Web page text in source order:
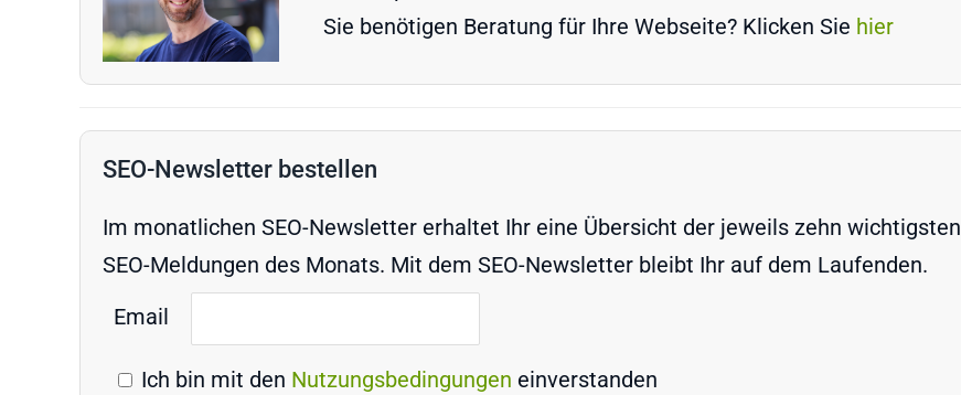
Sie benötigen Beratung für Ihre Webseite? Klicken Sie hier
SEO-Newsletter bestellen
Im monatlichen SEO-Newsletter erhaltet Ihr eine Übersicht der jeweils zehn wichtigsten
SEO-Meldungen des Monats. Mit dem SEO-Newsletter bleibt Ihr auf dem Laufenden.
Email
Ich bin mit den Nutzungsbedingungen einverstanden